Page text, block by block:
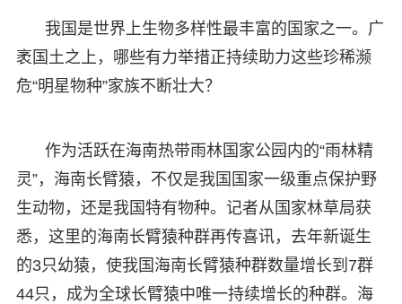
我国是世界上生物多样性最丰富的国家之一。广
袤国土之上，哪些有力举措正持续助力这些珍稀濒
危“明星物种”家族不断壮大？
作为活跃在海南热带雨林国家公园内的“雨林精
灵”，海南长臂猿，不仅是我国国家一级重点保护野
生动物，还是我国特有物种。记者从国家林草局获
悉，这里的海南长臂猿种群再传喜讯，去年新诞生
的3只幼猿，使我国海南长臂猿种群数量增长到7群
44只，成为全球长臂猿中唯一持续增长的种群。海